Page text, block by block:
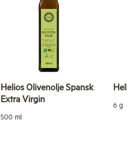
Helios Olivenolje Spansk
Extra Virgin
500 ml
6 g